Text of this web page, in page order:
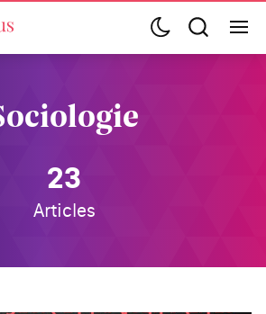
23
Articles